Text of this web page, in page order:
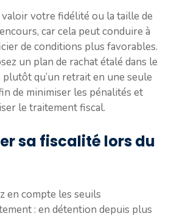
valoir votre fidélité ou la taille de
car cela peut conduire à
de conditions plus favorables.
un plan de rachat étalé dans le
plutôt qu’un retrait en une seule
de minimiser les pénalités et
le traitement fiscal.
sa fiscalité lors du
en compte les seuils
: en détention depuis plus